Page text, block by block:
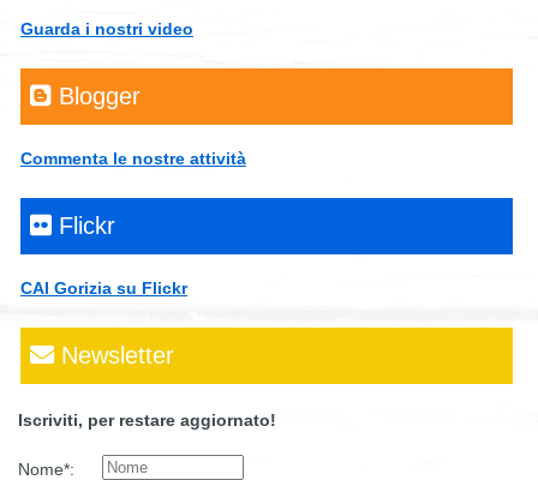
Guarda i nostri video
Blogger
Commenta le nostre attività
Flickr
CAI Gorizia su Flickr
Newsletter
Iscriviti, per restare aggiornato!
Nome*: